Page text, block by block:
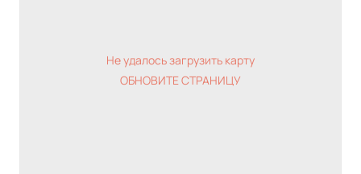
Не удалось загрузить карту
ОБНОВИТЕ СТРАНИЦУ